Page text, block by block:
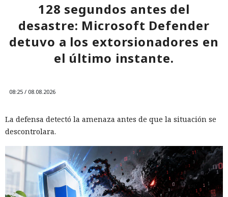
128 segundos antes del
desastre: Microsoft Defender
detuvo a los extorsionadores en
el último instante.
08:25 / 08.08.2026
La defensa detectó la amenaza antes de que la situación se
descontrolara.